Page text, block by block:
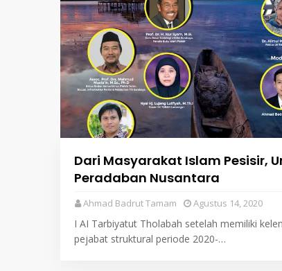
Dari Masyarakat Islam Pesisir,
Peradaban Nusantara
Ahmad Badrut Tamam Agustus 14, 2020
I AI Tarbiyatut Tholabah setelah memiliki
pejabat struktural periode 2020-…